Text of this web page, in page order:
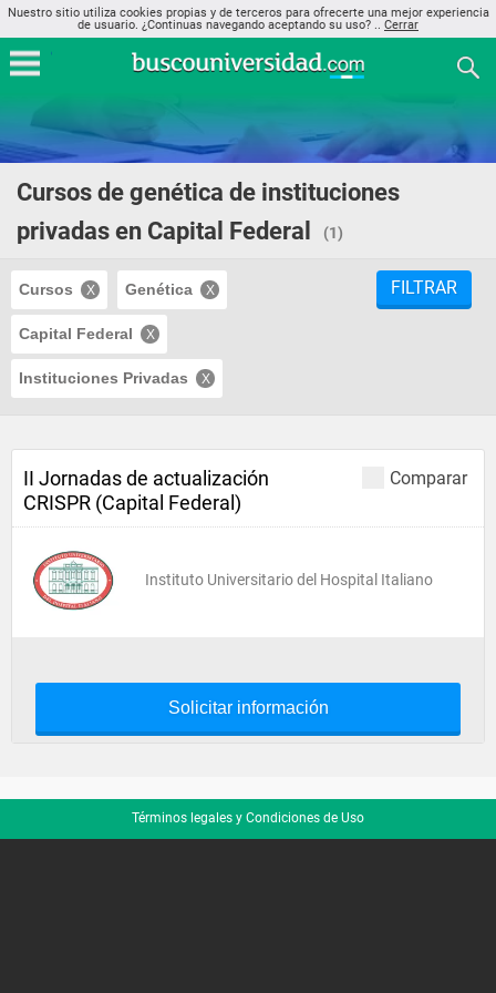
Nuestro sitio utiliza cookies propias y de terceros para ofrecerte una mejor experiencia
de usuario. ¿Continuas navegando aceptando su uso? .. Cerrar
Cursos de genética de instituciones
privadas en Capital Federal
(1)
Cursos Genética
Capital Federal
Instituciones Privadas
FILTRAR
Comparar
II Jornadas de actualización
CRISPR (Capital Federal)
Instituto Universitario del Hospital Italiano
Solicitar información
Términos legales y Condiciones de Uso